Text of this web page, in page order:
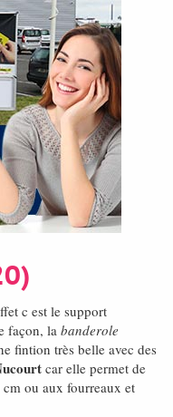
c est le support
façon, la banderole
fintion très belle avec des
car elle permet de
ou aux fourreaux et